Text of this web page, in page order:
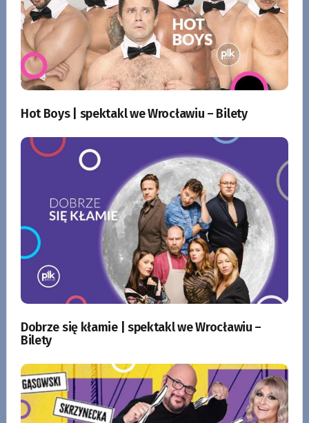
Hot Boys | spektakl we Wrocławiu – Bilety
Dobrze się kłamie | spektakl we Wrocławiu –
Bilety